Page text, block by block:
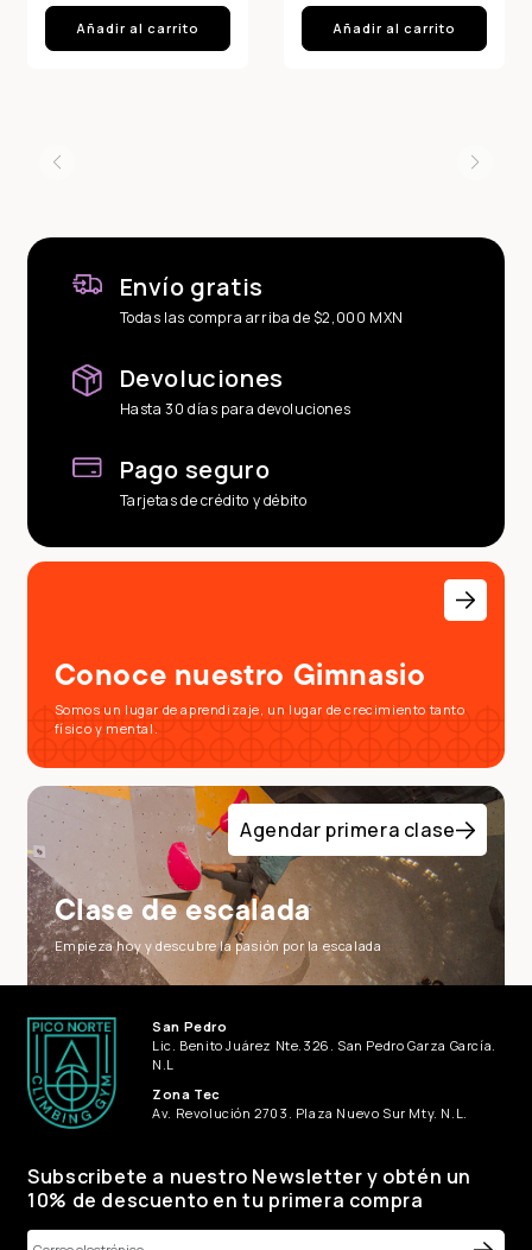
Añadir al carrito Añadir al carrito
Envío gratis
Todas las compra arriba de $2,000 MXN
Devoluciones
Hasta 30 días para devoluciones
Pago seguro
Tarjetas de crédito y débito
Conoce nuestro Gimnasio
Somos un lugar de aprendizaje, un lugar de crecimiento tanto
físico y mental.
Agendar primera clase
Clase de escalada
Empieza hoy y descubre la pasión por la escalada
San Pedro
Lic. Benito Juárez Nte.326. San Pedro Garza García.
N.L
Zona Tec
Av. Revolución 2703. Plaza Nuevo Sur Mty. N.L.
Subscribete a nuestro Newsletter y obtén un
10% de descuento en tu primera compra